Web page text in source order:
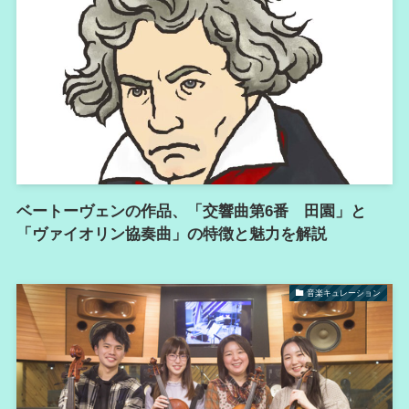
ベートーヴェンの作品、「交響曲第6番 田園」と
「ヴァイオリン協奏曲」の特徴と魅力を解説
音楽キュレーション